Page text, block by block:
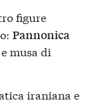
figure
Pannonica
musa di
iraniana e